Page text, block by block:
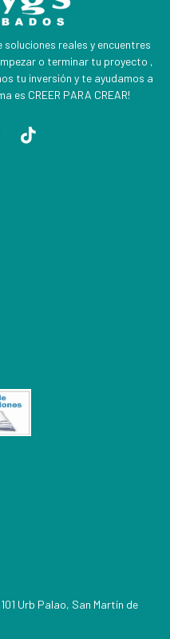
reales y encuentres
o terminar tu proyecto ,
tu inversión y te ayudamos a
es CREER PARA CREAR!
Urb Palao, San Martín de